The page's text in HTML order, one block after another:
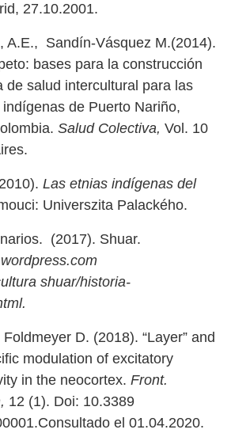
27.10.2001.
A.E., Sandín-Vásquez M.(2014).
bases para la construcción
de salud intercultural para las
de Puerto Nariño,
Salud Colectiva, Vol. 10
Las etnias indígenas del
Universzita Palackého.
(2017). Shuar.
shuar/historia-
D. (2018). “Layer” and
modulation of excitatory
in the neocortex. Front.
12 (1). Doi: 10.3389
el 01.04.2020.